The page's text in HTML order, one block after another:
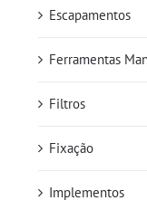
Escapamentos
Ferramentas
Filtros
Fixação
Implementos